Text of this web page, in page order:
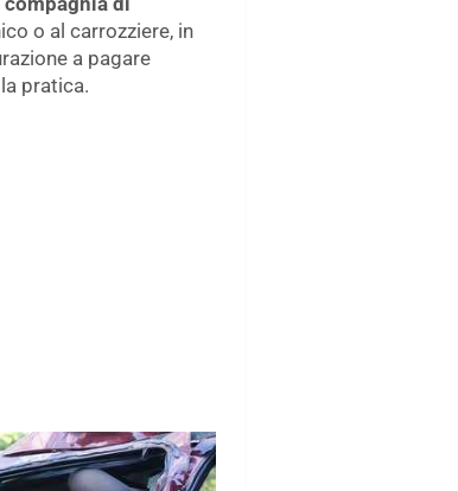
o al carrozziere, in
a pagare
pratica.